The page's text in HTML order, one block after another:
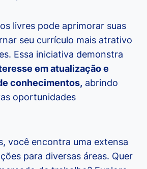
livres pode aprimorar suas
seu currículo mais atrativo
Essa iniciativa demonstra
em atualização e
conhecimentos, abrindo
oportunidades
você encontra uma extensa
para diversas áreas. Quer